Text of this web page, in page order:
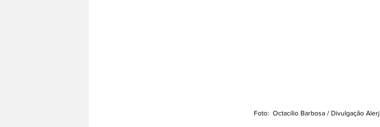
Foto:  Octacílio Barbosa / Divulgação Alerj